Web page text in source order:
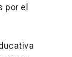
por el